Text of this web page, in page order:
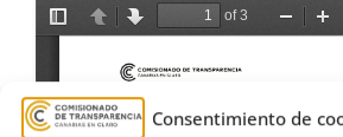
Consentimiento de